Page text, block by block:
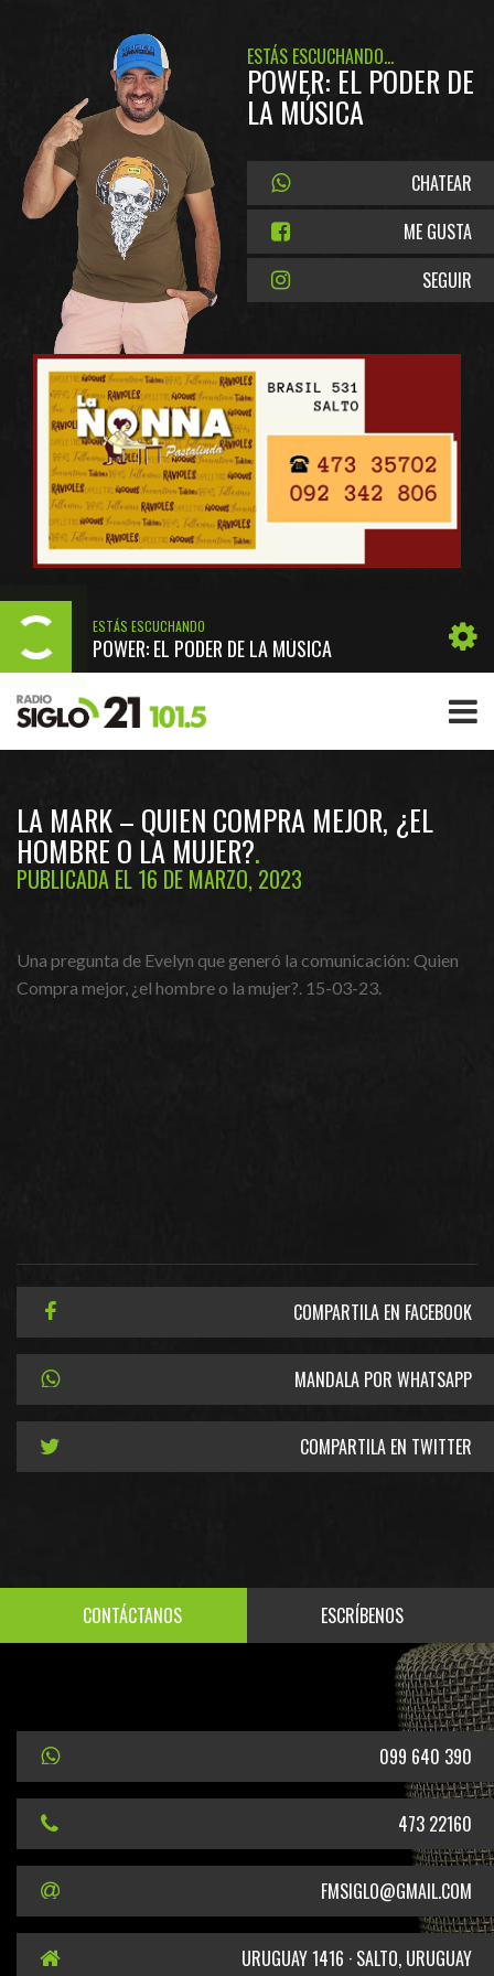
ESTÁS ESCUCHANDO...
POWER: EL PODER DE
LA MÚSICA
CHATEAR
ME GUSTA
SEGUIR
ESTÁS ESCUCHANDO
POWER: EL PODER DE LA MÚSICA
LA MARK – QUIEN COMPRA MEJOR, ¿EL
HOMBRE O LA MUJER?
PUBLICADA EL 16 DE MARZO, 2023
Una pregunta de Evelyn que generó la comunicación: Quien
Compra mejor, ¿el hombre o la mujer?. 15-03-23.
COMPARTILA EN FACEBOOK
MANDALA POR WHATSAPP
COMPARTILA EN TWITTER
CONTÁCTANOS ESCRÍBENOS
099 640 390
473 22160
FMSIGLO@GMAIL.COM
URUGUAY 1416 · SALTO, URUGUAY